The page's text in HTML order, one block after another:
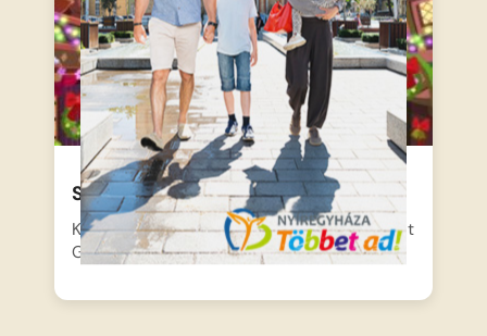
Szívélyes Szív Ének
Közeleg a Szívélyes Szív Ünnepe, de Starlight
Glimmer nem érzi…